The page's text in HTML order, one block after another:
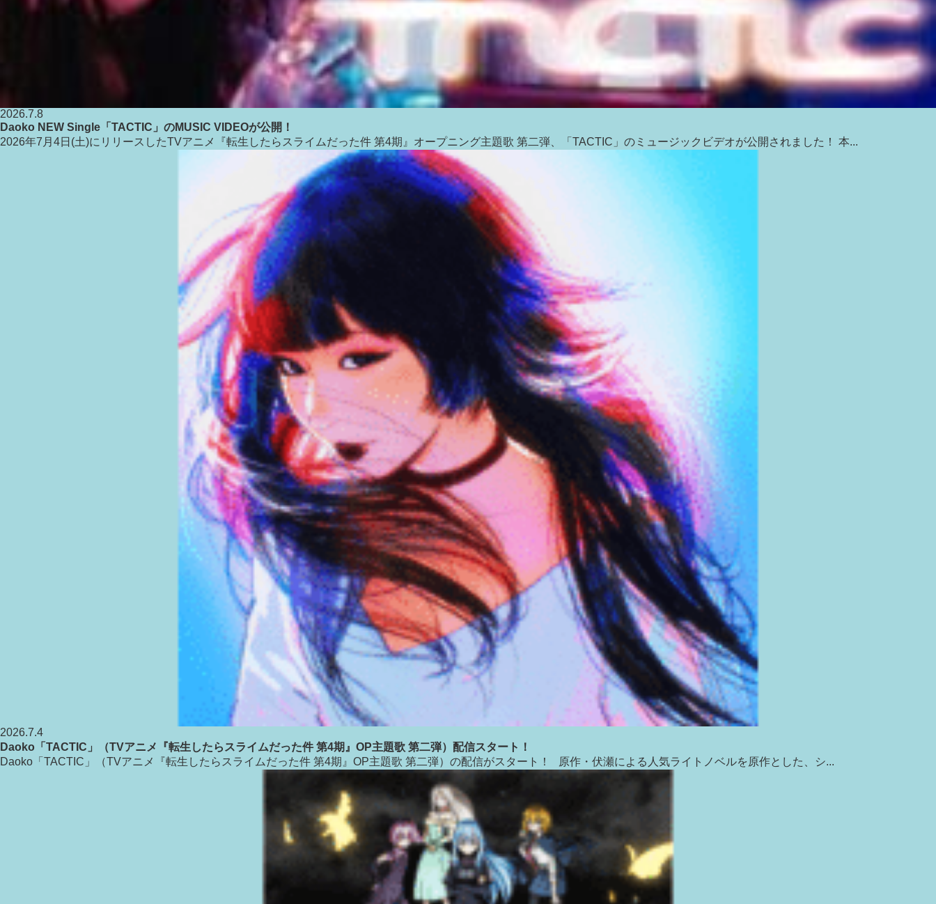
2026.7.8
Daoko NEW Single「TACTIC」のMUSIC VIDEOが公開！
2026年7月4日(土)にリリースしたTVアニメ『転生したらスライムだった件 第4期』オープニング主題歌 第二弾、「TACTIC」のミュージックビデオが公開されました！ 本...
2026.7.4
Daoko「TACTIC」（TVアニメ『転生したらスライムだった件 第4期』OP主題歌 第二弾）配信スタート！
Daoko「TACTIC」（TVアニメ『転生したらスライムだった件 第4期』OP主題歌 第二弾）の配信がスタート！ 原作・伏瀬による人気ライトノベルを原作とした、シ...